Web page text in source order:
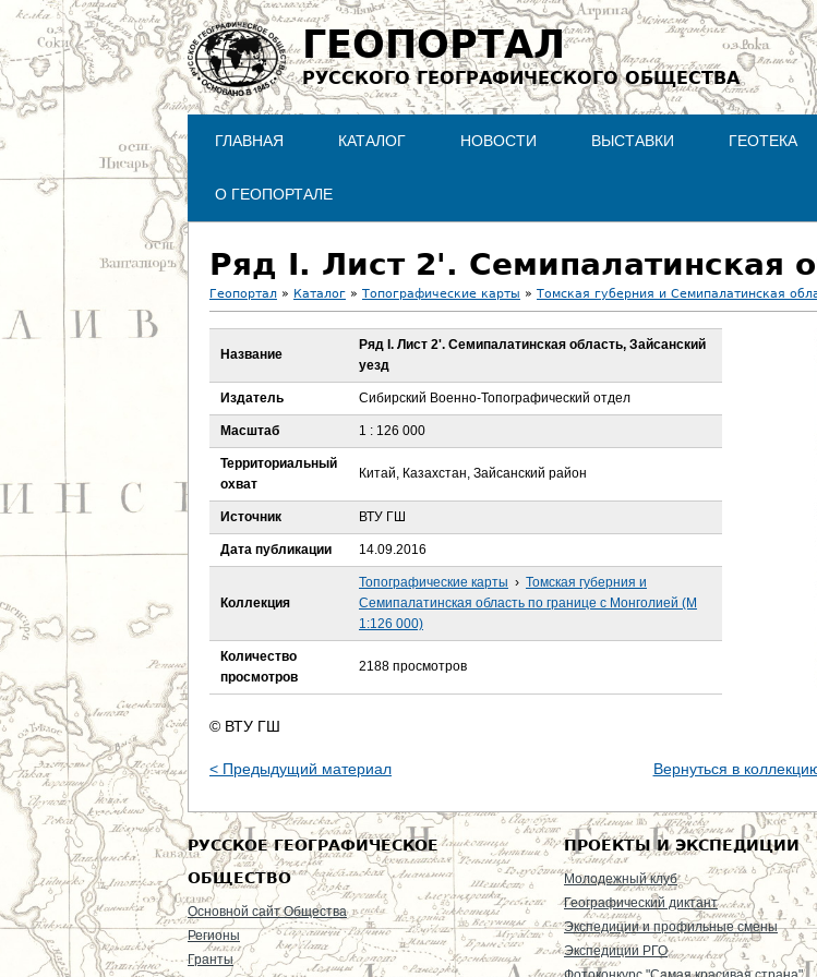
Jump to navigation
ГЕОПОРТАЛ
РУССКОГО ГЕОГРАФИЧЕСКОГО ОБЩЕСТВА
ГЛАВНАЯ КАТАЛОГ НОВОСТИ ВЫСТАВКИ ГЕОТЕКА
О ГЕОПОРТАЛЕ
В
з
д
е
с
Геопортал » Каталог » Топографические карты » Томская губерния и Семипалатинская
Название
Ряд I. Лист 2'. Семипалатинская область, Зайсанский
уезд
Издатель Сибирский Военно-Топографический отдел
Масштаб 1 : 126 000
Территориальный
охват
Китай, Казахстан, Зайсанский район
Источник ВТУ ГШ
Дата публикации 14.09.2016
Коллекция
Топографические карты › Томская губерния и
Семипалатинская область по границе с Монголией (М
1:126 000)
Количество
просмотров
2188 просмотров
© ВТУ ГШ
< Предыдущий материал Вернуться в
РУССКОЕ ГЕОГРАФИЧЕСКОЕ
ОБЩЕСТВО
Основной сайт Общества
Регионы
Гранты
ПРОЕКТЫ И ЭКСПЕДИЦИИ
Молодежный клуб
Географический диктант
Экспедиции и профильные смены
Экспедиции РГО